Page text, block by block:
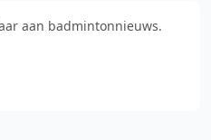
aan badmintonnieuws.